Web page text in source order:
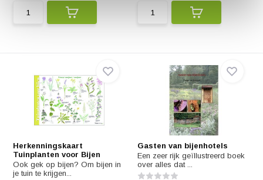
Herkenningskaart
Tuinplanten voor Bijen
Ook gek op bijen? Om bijen in
je tuin te krijgen...
Gasten van bijenhotels
Een zeer rijk geïllustreerd boek
over alles dat ...